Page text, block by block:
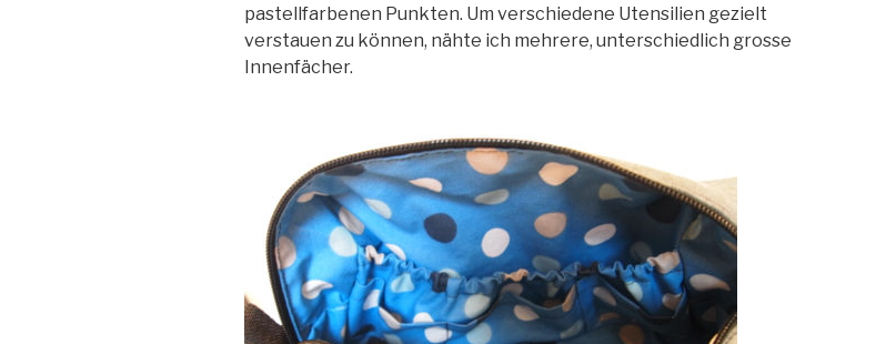
pastellfarbenen Punkten. Um verschiedene Utensilien gezielt
verstauen zu können, nähte ich mehrere, unterschiedlich grosse
Innenfächer.